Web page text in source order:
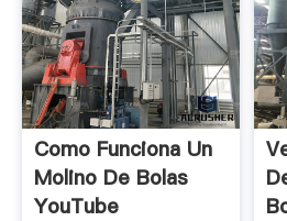
Como Funciona Un
Molino De Bolas
YouTube